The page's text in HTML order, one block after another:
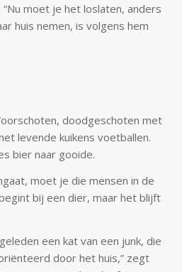
moet je het loslaten, anders
huis nemen, is volgens hem
doodgeschoten met
levende kuikens voetballen.
bier naar gooide.
moet je die mensen in de
bij een dier, maar het blijft
een kat van een junk, die
door het huis,” zegt